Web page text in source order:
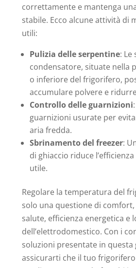
correttamente e mantenga
stabile. Ecco alcune attività di
utili:
Pulizia delle serpentine: Le
condensatore, situate nella
o inferiore del frigorifero,
accumulare polvere e
Controllo delle guarnizioni
guarnizioni usurate per
aria fredda.
Sbrinamento del freezer:
di ghiaccio riduce
utile.
Regolare la temperatura del
solo una questione di comfort,
salute, efficienza energetica e
dell’elettrodomestico. Con i
soluzioni presentate in questa
assicurarti che il tuo